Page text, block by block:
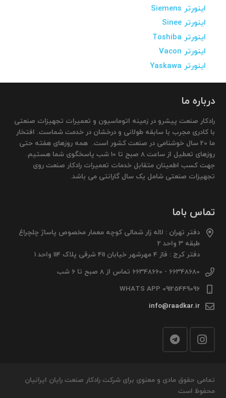
اینورتر Siemens
اینورتر Sinee
اینورتر Toshiba
اینورتر Vacon
اینورتر Yaskawa
درباره ما
رادکار صنعت پیشرو در زمینه اتوماسیون و تعمیرات تجهیزات صنعتی
با کادری مجرب با سابقه طولانی و درخشان در خدمت شماست. افتخار
ما 20 سال خوشنامی در صنعت کشور است. همه روزهای هفته حتی
روزهای تعطیل از ساعت 8 صبح تا 10 شب پاسخگوی شما هستیم.
جهت کسب اطمینان متقابل خدمات تعمیرات رادکار صنعت روی
تجهیزات صنعتی شامل یک سال گارانتی می باشد.
تماس باما
دفتر تهران : لاله زار شمالی کوچه معمار مخصوص پاساژ چلچراغ
طبقه 3 واحد 2
دفتر کرج : فاز 4 مهرشهر خیابان 411 شرقی پلاک 114 واحد 1
66348680 - 66348660 تماس از 8 صبح تا 6 شب
09125449096 WHATS APP
info@raadkar.ir
تمامی حقوق مادی و معنوی برای شرکت رادکار صنعت رایان ایرانیان
محفوظ است